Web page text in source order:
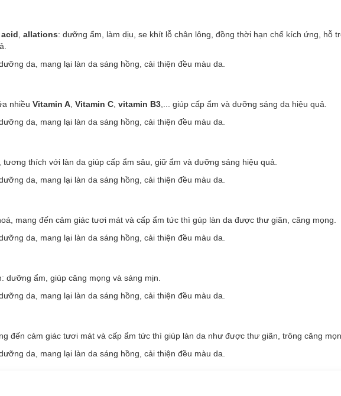
hợpchứa nhiều vitamin. Vitamin A, Vitamin C giúp cấp ẩm và dưỡng sáng da hiệu
tố da, giúp làn da sáng mịn và đều màu.
allations: dưỡng ẩm, làm dịu, se khít lỗ chân lông, đồng thời hạn chế kích ứng, hỗ
da, mang lại làn da sáng hồng, cải thiện đều màu da.
nhiều Vitamin A Vitamin C vitamin B3 ,... giúp cấp ẩm và dưỡng sáng da hiệu quả.
da, mang lại làn da sáng hồng, cải thiện đều màu da.
tương thích với làn da giúp cấp ẩm sâu, giữ ẩm và dưỡng sáng hiệu quả.
da, mang lại làn da sáng hồng, cải thiện đều màu da.
mang đến cảm giác tươi mát và cấp ẩm tức thì gúp làn da được thư giãn, căng mọng.
da, mang lại làn da sáng hồng, cải thiện đều màu da.
dưỡng ẩm, giúp căng mọng và sáng mịn.
da, mang lại làn da sáng hồng, cải thiện đều màu da.
đến cảm giác tươi mát và cấp ẩm tức thì giúp làn da như được thư giãn, trông căng
da, mang lại làn da sáng hồng, cải thiện đều màu da.